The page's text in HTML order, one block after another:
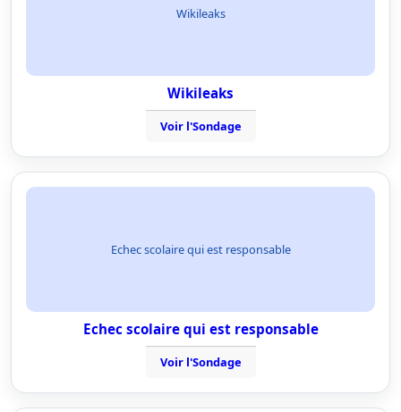
Wikileaks
Wikileaks
Voir l'Sondage
Echec scolaire qui est responsable
Echec scolaire qui est responsable
Voir l'Sondage